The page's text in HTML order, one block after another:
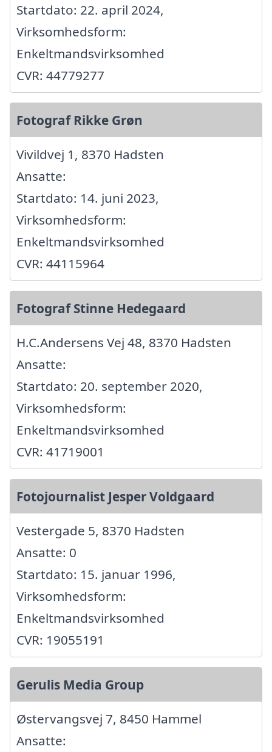
Startdato: 22. april 2024,
Virksomhedsform:
Enkeltmandsvirksomhed
CVR: 44779277
Fotograf Rikke Grøn
Vivildvej 1, 8370 Hadsten
Ansatte:
Startdato: 14. juni 2023,
Virksomhedsform:
Enkeltmandsvirksomhed
CVR: 44115964
Fotograf Stinne Hedegaard
H.C.Andersens Vej 48, 8370 Hadsten
Ansatte:
Startdato: 20. september 2020,
Virksomhedsform:
Enkeltmandsvirksomhed
CVR: 41719001
Fotojournalist Jesper Voldgaard
Vestergade 5, 8370 Hadsten
Ansatte: 0
Startdato: 15. januar 1996,
Virksomhedsform:
Enkeltmandsvirksomhed
CVR: 19055191
Gerulis Media Group
Østervangsvej 7, 8450 Hammel
Ansatte: